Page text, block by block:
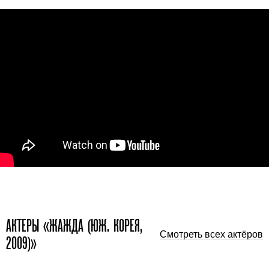
АКТЕРЫ «ЖАЖДА (ЮЖ. КОРЕЯ,
2009)»
Смотреть всех актёров